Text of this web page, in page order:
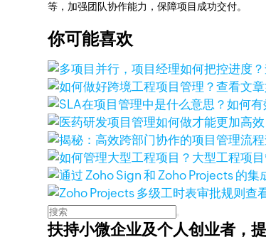
等，加强团队协作能力，保障项目成功交付。
你可能喜欢
查看文章
查
扶持小微企业及个人创业者，